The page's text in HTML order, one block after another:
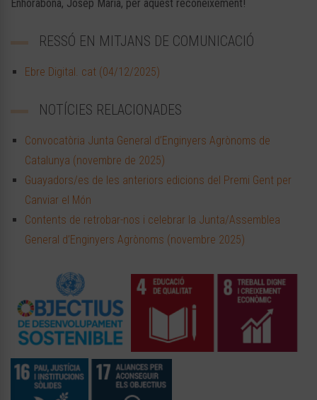
Enhorabona, Josep Maria, per aquest reconeixement!
RESSÓ EN MITJANS DE COMUNICACIÓ
Ebre Digital. cat (04/12/2025)
NOTÍCIES RELACIONADES
Convocatòria Junta General d’Enginyers Agrònoms de
Catalunya (novembre de 2025)
Guayadors/es de les anteriors edicions del Premi Gent per
Canviar el Món
Contents de retrobar-nos i celebrar la Junta/Assemblea
General d’Enginyers Agrònoms (novembre 2025)